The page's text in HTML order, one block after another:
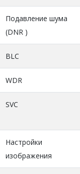
Подавление шума
(DNR )
BLC
WDR
SVC
Настройки
изображения